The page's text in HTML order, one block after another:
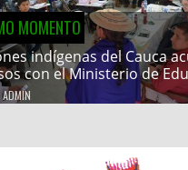
MOMENTO
indígenas del Cauca
con el Ministerio de
ADMIN